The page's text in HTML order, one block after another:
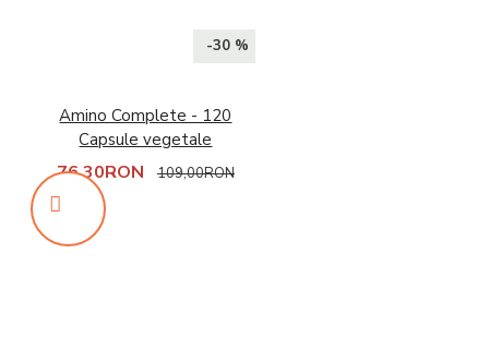
-30 %
Amino Complete - 120
Capsule vegetale
76,30RON 109,00RON